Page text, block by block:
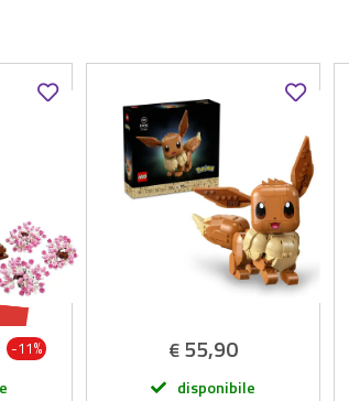
-11% €55,90
disponibile